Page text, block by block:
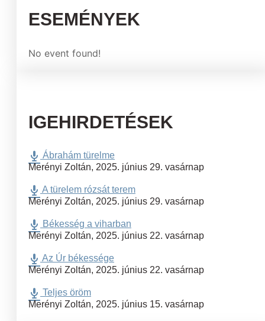
ESEMÉNYEK
No event found!
IGEHIRDETÉSEK
Ábrahám türelme
Merényi Zoltán, 2025. június 29. vasárnap
A türelem rózsát terem
Merényi Zoltán, 2025. június 29. vasárnap
Békesség a viharban
Merényi Zoltán, 2025. június 22. vasárnap
Az Úr békessége
Merényi Zoltán, 2025. június 22. vasárnap
Teljes öröm
Merényi Zoltán, 2025. június 15. vasárnap